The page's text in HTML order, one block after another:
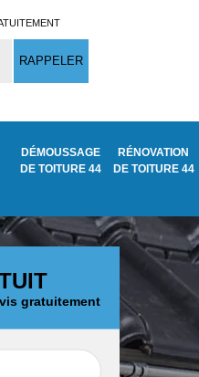
DÉMOUSSAGE
DE TOITURE 44
RÉNOVATION
DE TOITURE 44
Démoussage
nettoyage de tuile
44
gratuitement